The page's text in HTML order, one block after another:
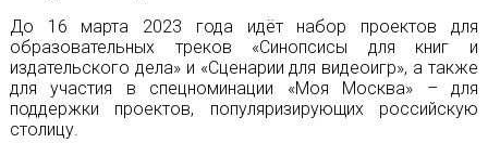
До 16 марта 2023 года идёт набор проектов для
образовательных треков «Синопсисы для книг и
издательского дела» и «Сценарии для видеоигр», а также
для участия в спецноминации «Моя Москва» – для
поддержки проектов, популяризирующих российскую
столицу.